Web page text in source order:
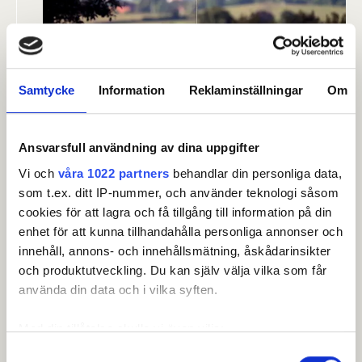
Samtycke Information Reklaminställningar Om
Ansvarsfull användning av dina uppgifter
Vi och våra 1022 partners behandlar din personliga data,
som t.ex. ditt IP-nummer, och använder teknologi såsom
cookies för att lagra och få tillgång till information på din
enhet för att kunna tillhandahålla personliga annonser och
innehåll, annons- och innehållsmätning, åskådarinsikter
och produktutveckling. Du kan själv välja vilka som får
använda din data och i vilka syften.
Med din tillåtelse skulle vi även vilja:
Anmälan.
stänger den 9 juni och sker via Min Golf.
Anmäl dig här.